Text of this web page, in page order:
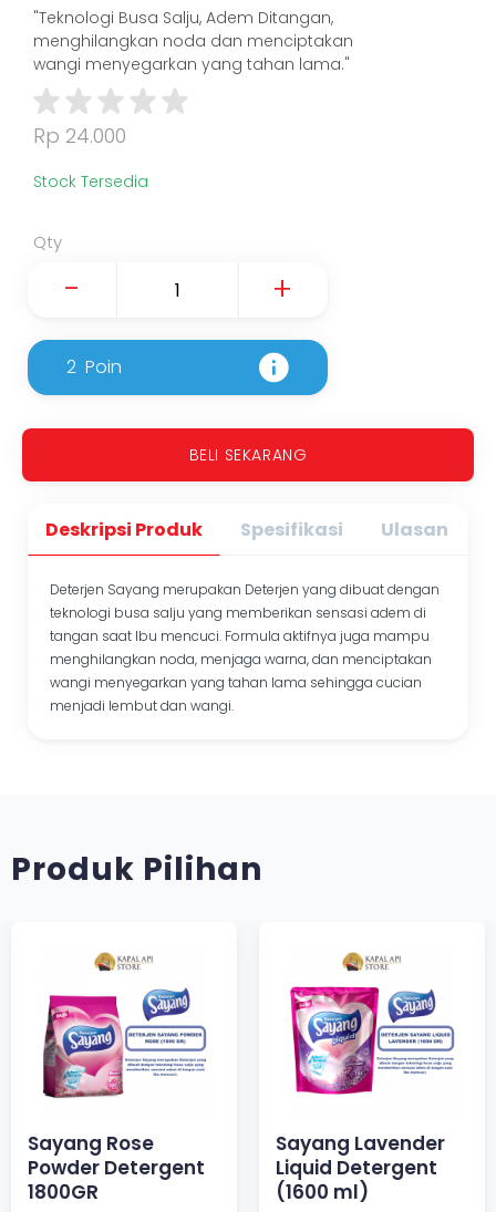
"Teknologi Busa Salju, Adem Ditangan,
menghilangkan noda dan menciptakan
wangi menyegarkan yang tahan lama."
Rp 24.000
Stock Tersedia
Qty
+
-
2 Poin
BELI SEKARANG
Deskripsi Produk Spesifikasi Ulasan
Deterjen Sayang merupakan Deterjen yang dibuat dengan
teknologi busa salju yang memberikan sensasi adem di
tangan saat Ibu mencuci. Formula aktifnya juga mampu
menghilangkan noda, menjaga warna, dan menciptakan
wangi menyegarkan yang tahan lama sehingga cucian
menjadi lembut dan wangi.
Produk Pilihan
Sayang Rose
Powder Detergent
1800GR
Sayang Lavender
Liquid Detergent
(1600 ml)